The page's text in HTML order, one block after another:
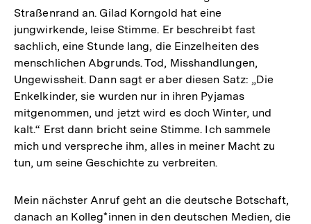
Straßenrand an. Gilad Korngold hat eine
jungwirkende, leise Stimme. Er beschreibt fast
sachlich, eine Stunde lang, die Einzelheiten des
menschlichen Abgrunds. Tod, Misshandlungen,
Ungewissheit. Dann sagt er aber diesen Satz: „Die
Enkelkinder, sie wurden nur in ihren Pyjamas
mitgenommen, und jetzt wird es doch Winter, und
kalt.“ Erst dann bricht seine Stimme. Ich sammele
mich und verspreche ihm, alles in meiner Macht zu
tun, um seine Geschichte zu verbreiten.
Mein nächster Anruf geht an die deutsche Botschaft,
danach an Kolleg*innen in den deutschen Medien, die